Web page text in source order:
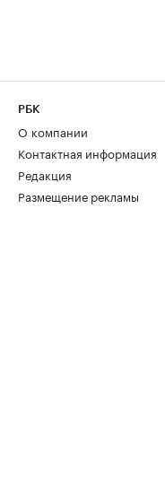
РБК
О компании
Контактная информация
Редакция
Размещение рекламы